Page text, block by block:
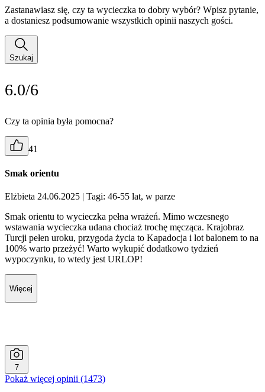
Zastanawiasz się, czy ta wycieczka to dobry wybór? Wpisz pytanie,
a dostaniesz podsumowanie wszystkich opinii naszych gości.
Szukaj
6.0/6
Czy ta opinia była pomocna?
41
Smak orientu
Elżbieta 24.06.2025
| Tagi: 46-55 lat, w parze
Smak orientu to wycieczka pełna wrażeń. Mimo wczesnego
wstawania wycieczka udana chociaż trochę męcząca. Krajobraz
Turcji pełen uroku, przygoda życia to Kapadocja i lot balonem to na
100% warto przeżyć! Warto wykupić dodatkowo tydzień
wypoczynku, to wtedy jest URLOP!
Więcej
7
Pokaż więcej opinii (1473)